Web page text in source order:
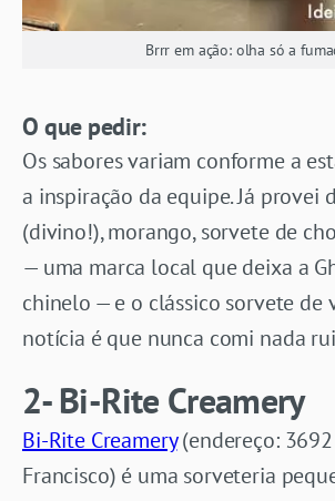
Brrr em ação: olha só a
O que pedir:
Os sabores variam conforme a
a inspiração da equipe. Já provei
(divino!), morango, sorvete de
— uma marca local que deixa a
chinelo — e o clássico sorvete de
notícia é que nunca comi nada
2- Bi-Rite Creamery
Bi-Rite Creamery(endereço:
Francisco) é uma sorveteria